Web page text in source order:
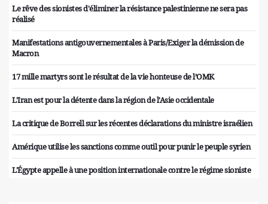
Le rêve des sionistes d'éliminer la résistance palestinienne ne sera pas
réalisé
Manifestations antigouvernementales à Paris/Exiger la démission de
Macron
17 mille martyrs sont le résultat de la vie honteuse de l’OMK
L'Iran est pour la détente dans la région de l'Asie occidentale
La critique de Borrell sur les récentes déclarations du ministre israélien
Amérique utilise les sanctions comme outil pour punir le peuple syrien
L'Égypte appelle à une position internationale contre le régime sioniste